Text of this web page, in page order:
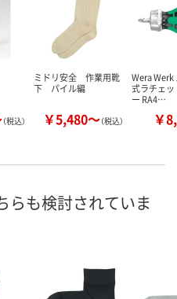
（税込）
ミドリ安全 作業用靴
下 パイル編
￥5,480～（税込）
Wera Werk
式ラチェ
ー RA4…
￥
らも検討されていま